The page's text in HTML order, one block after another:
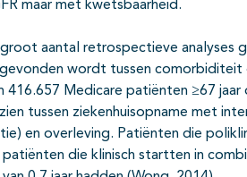
maar met kwetsbaarheid.
groot aantal retrospectieve analyses
wordt tussen
416.657 Medicare patiënten ≥67
tussen ziekenhuisopname met
en overleving. Patiënten die
patiënten die klinisch startten in